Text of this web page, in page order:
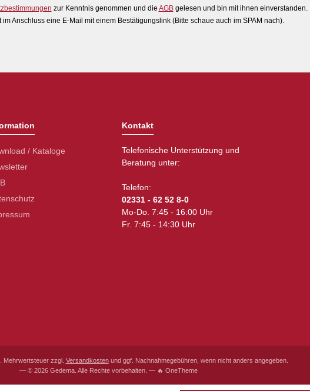
zur Kenntnis genommen und die AGBgelesen und bin mit ihnen einverstanden.
im Anschluss eine E-Mail mit einem Bestätigungslink (Bitte schaue auch im SPAM nach).
/ Kataloge
Kontakt
Telefonische Unterstützung und
Beratung unter:
Telefon:
02331 - 62 52 8-0
Mo-Do. 7:45 - 16:00 Uhr
Fr. 7:45 - 14:30 Uhr
Mehrwertsteuer zzgl. Versandkostenund ggf. Nachnahmegebühren, wenn nicht anders angegeben.
— © 2026 Gedema. Alle Rechte vorbehalten. — 🔥 OneTheme